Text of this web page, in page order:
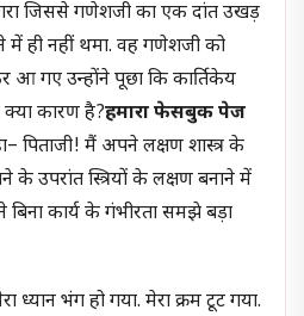
जिससे गणेशजी का एक दांत उखड़
में ही नहीं थमा. वह गणेशजी को
आ गए उन्होंने पूछा कि कार्तिकेय
क्या कारण है?हमारा फेसबुक पेज
पिताजी! मैं अपने लक्षण शास्त्र के
के उपरांत स्त्रियों के लक्षण बनाने में
कार्य के गंभीरता समझे बड़ा
ध्यान भंग हो गया. मेरा क्रम टूट गया.